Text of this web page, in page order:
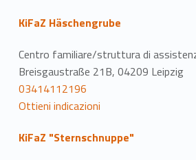
KiFaZ Häschengrube
Centro familiare/struttura di
Breisgaustraße 21B, 04209 Leipzig
03414112196
Ottieni indicazioni
KiFaZ "Sternschnuppe"